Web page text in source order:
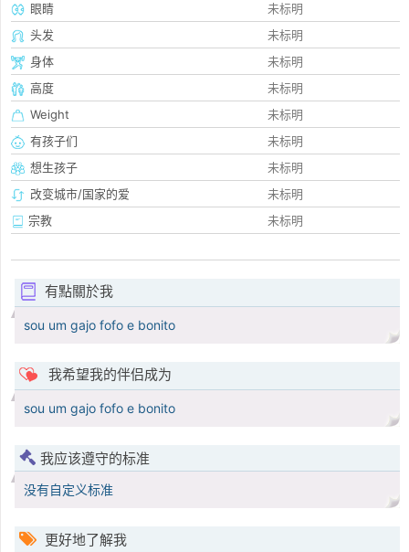
眼睛
未标明
头发
未标明
身体
未标明
高度
未标明
Weight
未标明
有孩子们
未标明
想生孩子
未标明
改变城市/国家的爱
未标明
宗教
未标明
有點關於我
sou um gajo fofo e bonito
我希望我的伴侣成为
sou um gajo fofo e bonito
我应该遵守的标准
没有自定义标准
更好地了解我